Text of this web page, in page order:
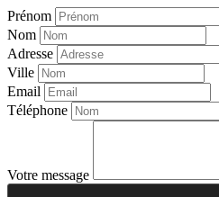
Prénom
Nom
Adresse
Ville
Email
Téléphone
Votre message